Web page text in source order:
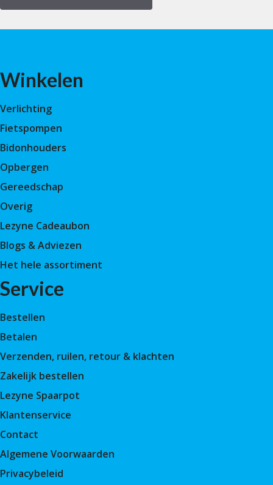
Winkelen
Verlichting
Fietspompen
Bidonhouders
Opbergen
Gereedschap
Overig
Lezyne Cadeaubon
Blogs & Adviezen
Het hele assortiment
Service
Bestellen
Betalen
Verzenden, ruilen, retour & klachten
Zakelijk bestellen
Lezyne Spaarpot
Klantenservice
Contact
Algemene Voorwaarden
Privacybeleid